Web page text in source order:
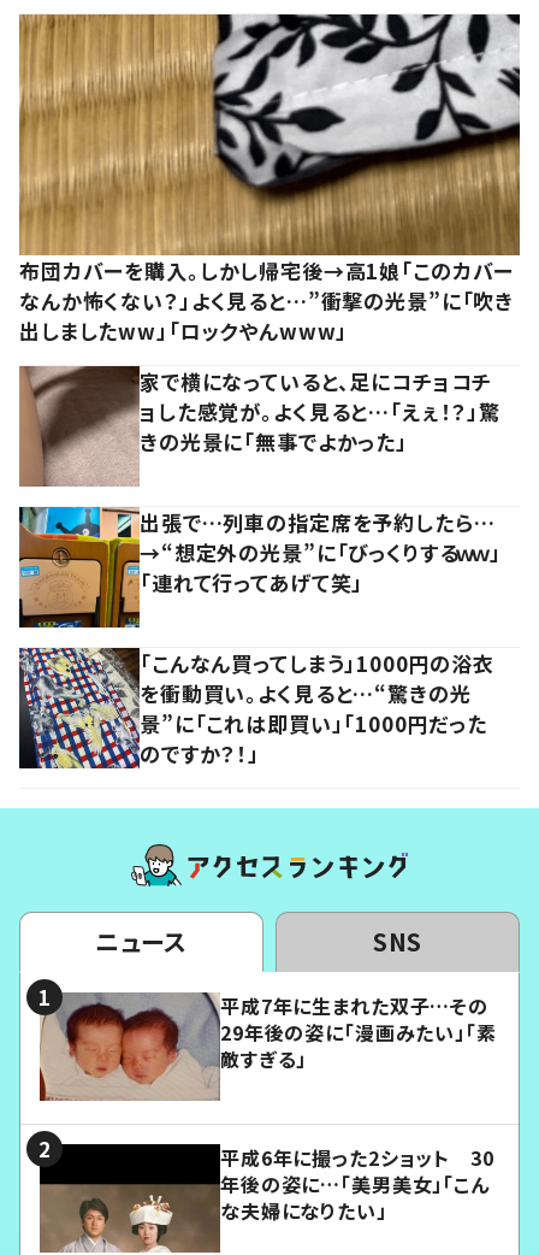
布団カバーを購入。しかし帰宅後→高1娘「このカバー
なんか怖くない？」よく見ると…”衝撃の光景”に「吹き
出しましたww」「ロックやんwww」
家で横になっていると、足にコチョコチ
ョした感覚が。よく見ると…「えぇ！？」驚
きの光景に「無事でよかった」
出張で…列車の指定席を予約したら…
→“想定外の光景”に「びっくりするｗｗ」
「連れて行ってあげて笑」
「こんなん買ってしまう」1000円の浴衣
を衝動買い。よく見ると…“驚きの光
景”に「これは即買い」「1000円だった
のですか？！」
ニュース SNS
平成7年に生まれた双子…その
29年後の姿に「漫画みたい」「素
敵すぎる」
平成6年に撮った2ショット 30
年後の姿に…「美男美女」「こん
な夫婦になりたい」